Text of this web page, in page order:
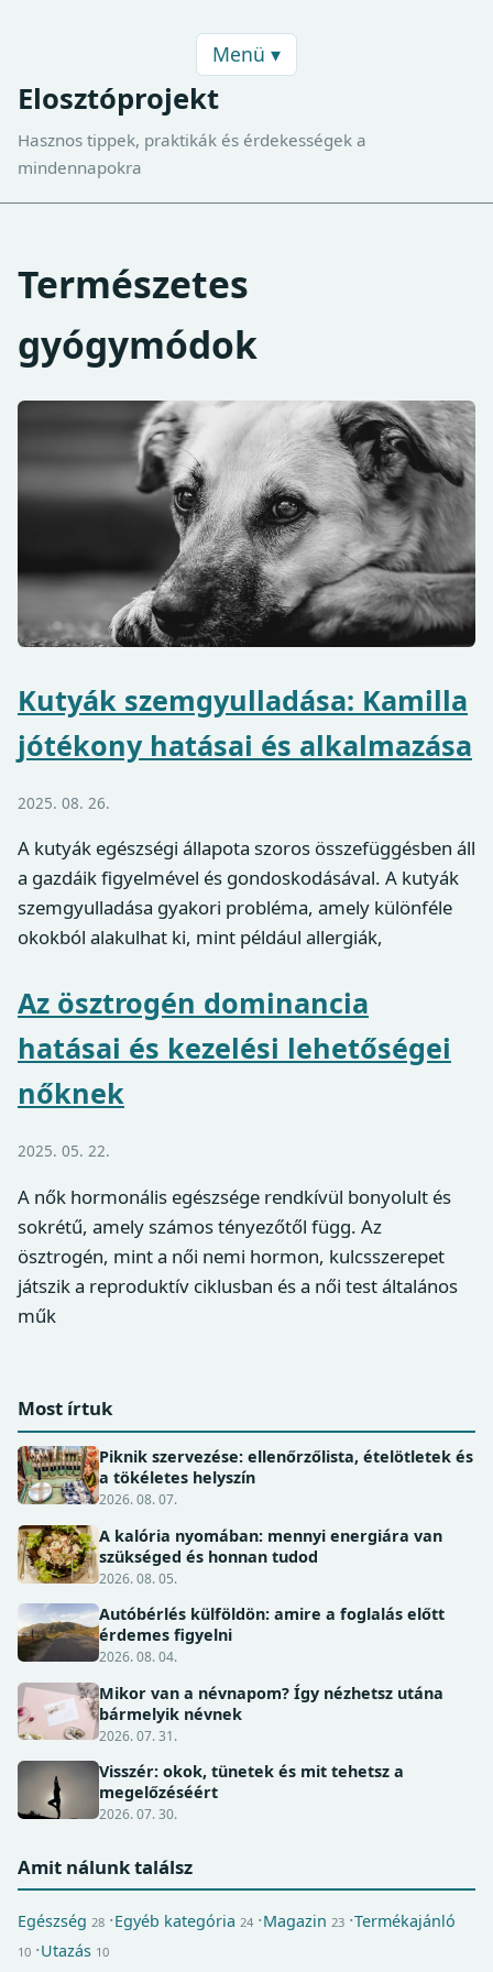
Menü ▾
Elosztóprojekt
Hasznos tippek, praktikák és érdekességek a
mindennapokra
Természetes
gyógymódok
Kutyák szemgyulladása: Kamilla
jótékony hatásai és alkalmazása
2025. 08. 26.
A kutyák egészségi állapota szoros összefüggésben áll
a gazdáik figyelmével és gondoskodásával. A kutyák
szemgyulladása gyakori probléma, amely különféle
okokból alakulhat ki, mint például allergiák,
Az ösztrogén dominancia
hatásai és kezelési lehetőségei
nőknek
2025. 05. 22.
A nők hormonális egészsége rendkívül bonyolult és
sokrétű, amely számos tényezőtől függ. Az
ösztrogén, mint a női nemi hormon, kulcsszerepet
játszik a reproduktív ciklusban és a női test általános
műk
Most írtuk
Piknik szervezése: ellenőrzőlista, ételötletek és
a tökéletes helyszín
2026. 08. 07.
A kalória nyomában: mennyi energiára van
szükséged és honnan tudod
2026. 08. 05.
Autóbérlés külföldön: amire a foglalás előtt
érdemes figyelni
2026. 08. 04.
Mikor van a névnapom? Így nézhetsz utána
bármelyik névnek
2026. 07. 31.
Visszér: okok, tünetek és mit tehetsz a
megelőzéséért
2026. 07. 30.
Amit nálunk találsz
Egészség 28 Egyéb kategória 24 Magazin 23 Termékajánló
10 Utazás 10